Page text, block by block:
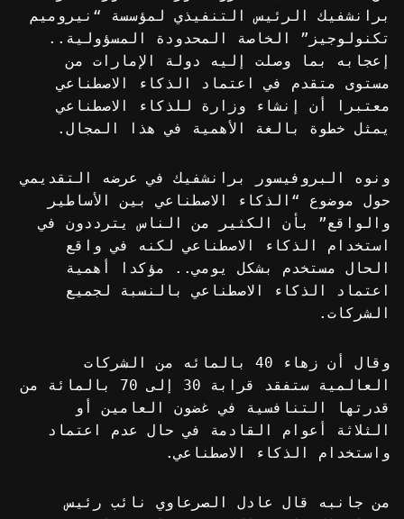
برانشفيك الرئيس التنفيذي لمؤسسة “نيروميم
تكنولوجيز” الخاصة المحدودة المسؤولية..
إعجابه بما وصلت إليه دولة الإمارات من
مستوى متقدم في اعتماد الذكاء الاصطناعي
معتبرا أن إنشاء وزارة للذكاء الاصطناعي
يمثل خطوة بالغة الأهمية في هذا المجال.
ونوه البروفيسور برانشفيك في عرضه التقديمي
حول موضوع “الذكاء الاصطناعي بين الأساطير
والواقع” بأن الكثير من الناس يترددون في
استخدام الذكاء الاصطناعي لكنه في واقع
الحال مستخدم بشكل يومي.. مؤكدا أهمية
اعتماد الذكاء الاصطناعي بالنسبة لجميع
الشركات.
وقال أن زهاء 40 بالمائه من الشركات
العالمية ستفقد قرابة 30 إلى 70 بالمائة من
قدرتها التنافسية في غضون العامين أو
الثلاثة أعوام القادمة في حال عدم اعتماد
واستخدام الذكاء الاصطناعي.
من جانبه قال عادل الصرعاوي نائب رئيس